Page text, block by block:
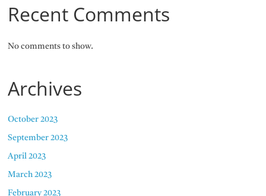
Recent Comments
No comments to show.
Archives
October 2023
September 2023
April 2023
March 2023
February 2023